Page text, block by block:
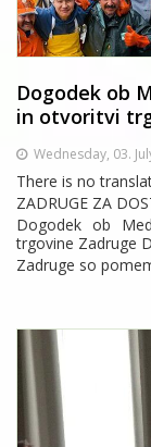
Dogodek ob
in otvoritvi
Wednesday, 03.
There is no
ZADRUGE ZA
Dogodek ob
trgovine Zadruge
Zadruge so